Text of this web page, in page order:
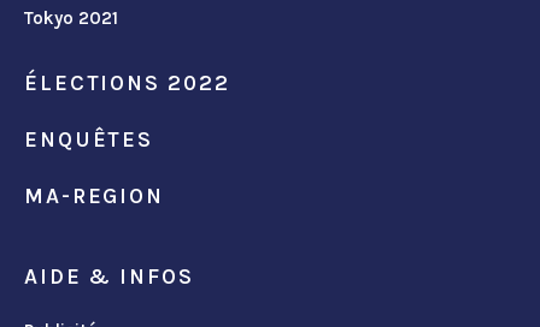
Tokyo 2021
ÉLECTIONS 2022
ENQUÊTES
MA-REGION
AIDE & INFOS